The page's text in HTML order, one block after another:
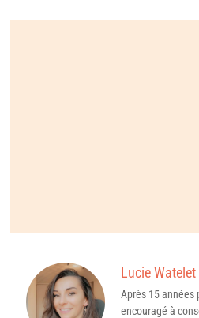
Lucie Watelet
Après 15 années
encouragé à